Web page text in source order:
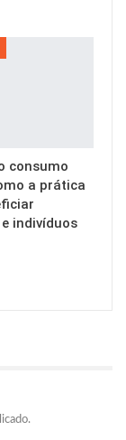
consumo
a prática
indivíduos